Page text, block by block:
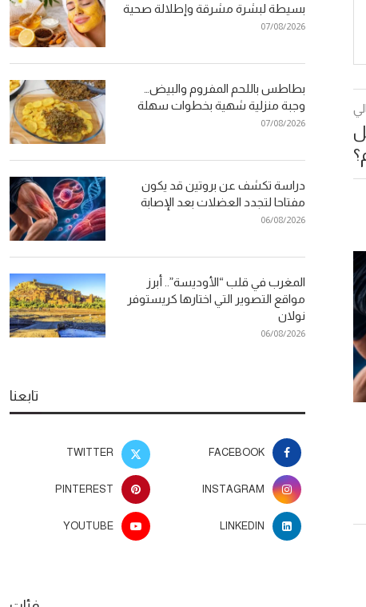
مواقع التصوير التي اختارها كريستوفر
06/08/2026
بسيطة لبشرة مشرقة وإطلالة صحية
07/08/2026
بطاطس باللحم المفروم والبيض…
وجبة منزلية شهية بخطوات سهلة
07/08/2026
دراسة تكشف عن بروتين قد يكون
مفتاحا لتجدد العضلات بعد الإصابة
06/08/2026
المغرب في قلب “الأوديسة”.. أبرز
مواقع التصوير التي اختارها كريستوفر
نولان
06/08/2026
تابعنا
FACEBOOK
TWITTER
INSTAGRAM
PINTEREST
LINKEDIN
YOUTUBE